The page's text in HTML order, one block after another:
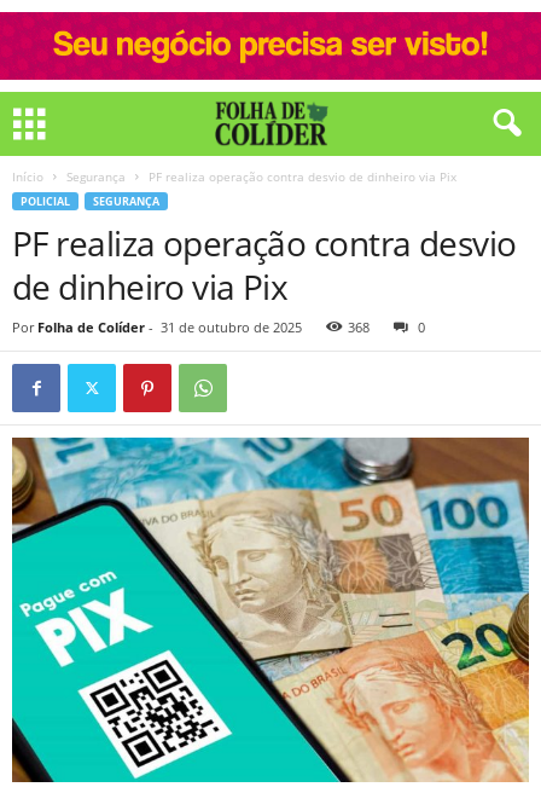
Início Segurança PF realiza operação contra desvio de dinheiro via Pix
POLICIAL SEGURANÇA
PF realiza operação contra desvio
de dinheiro via Pix
Por Folha de Colíder - 31 de outubro de 2025 368 0